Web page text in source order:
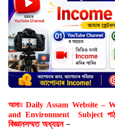
আমারDaily Assam Website –
and Environment Subject
বিজ্ঞানসম্মত অধ্যয়ন –